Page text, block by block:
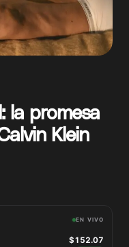
la promesa
Klein
EN VIVO
$152.07